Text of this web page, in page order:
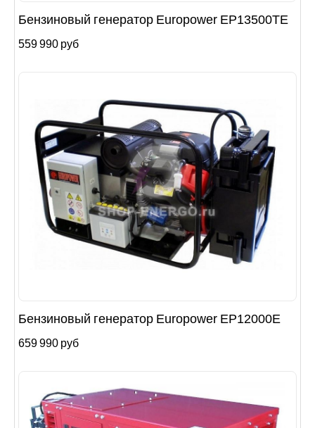
Бензиновый генератор Europower EP13500TE
559 990 руб
Бензиновый генератор Europower EP12000E
659 990 руб